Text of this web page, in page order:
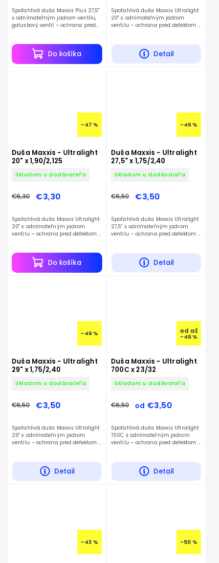
Do košíka
Spoľahlivá duša Maxxis Plus 27,5"
s odnímateľným jadrom ventilu,
galuskový ventil – ochrana pred
Detail
Spoľahlivá duša Maxxis Ultralight
20" s odnímateľným jadrom
ventilu – ochrana pred defektom a
–47 %
Duša Maxxis - Ultralight
20" x 1,90/2,125
Skladom u dodávateľa
€6,30 €3,30
Do košíka
Spoľahlivá duša Maxxis Ultralight
20" s odnímateľným jadrom
ventilu – ochrana pred defektom a
–46 %
Duša Maxxis - Ultralight
27,5" x 1,75/2,40
Skladom u dodávateľa
€6,50 €3,50
Detail
Spoľahlivá duša Maxxis Ultralight
27,5" s odnímateľným jadrom
ventilu – ochrana pred defektom a
–46 %
Duša Maxxis - Ultralight
29" x 1,75/2,40
Skladom u dodávateľa
€6,50 €3,50
Detail
Spoľahlivá duša Maxxis Ultralight
29" s odnímateľným jadrom
ventilu – ochrana pred defektom a
od až
–46 %
Duša Maxxis - Ultralight
700C x 23/32
Skladom u dodávateľa
€6,50 od €3,50
Detail
Spoľahlivá duša Maxxis Ultralight
700C s odnímateľným jadrom
ventilu – ochrana pred defektom a
–43 % –50 %